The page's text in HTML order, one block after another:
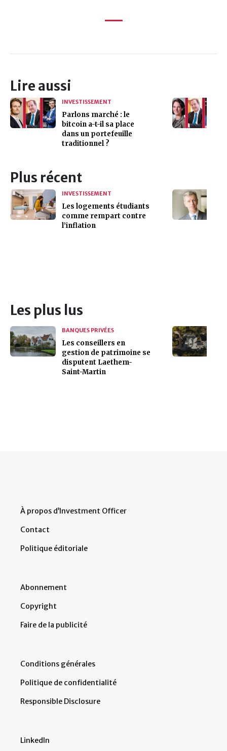
Lire aussi
INVESTISSEMENT
Parlons marché : le
bitcoin a-t-il sa place
dans un portefeuille
traditionnel ?
Plus récent
INVESTISSEMENT
Les logements étudiants
comme rempart contre
l’inflation
Les plus lus
BANQUES PRIVÉES
Les conseillers en
gestion de patrimoine se
disputent Laethem-
Saint-Martin
À propos d’Investment Officer
Contact
Politique éditoriale
Abonnement
Copyright
Faire de la publicité
Conditions générales
Politique de confidentialité
Responsible Disclosure
LinkedIn